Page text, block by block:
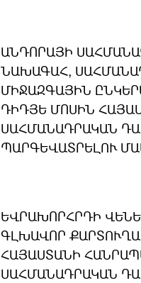
ԱՆԴՈՐԱՅԻ
ՆԱԽԱԳԱՀ,
ՄԻՋԱԶԳԱՅԻՆ
ԴԻԴՅԵ ՄՈՍԻՆ
ՍԱՀՄԱՆԱԴՐԱԿԱՆ
ՊԱՐԳԵՎԱՏՐԵԼՈՒ
ԵՎՐԱԽՈՐՀՐԴԻ
ԳԼԽԱՎՈՐ
ՀԱՅԱՍՏԱՆԻ
ՍԱՀՄԱՆԱԴՐԱԿԱՆ